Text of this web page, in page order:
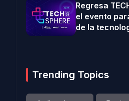
Regresa
el evento
de la
Trending Topics